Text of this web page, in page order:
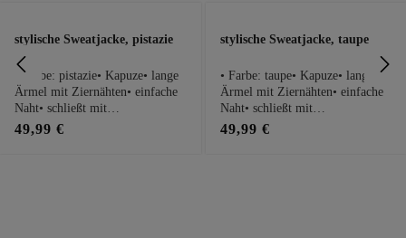
stylische Sweatjacke, pistazie
• Farbe: pistazie• Kapuze• lange
Ärmel mit Ziernähten• einfache
Naht• schließt mit
Reißverschluss• Saum durch
49,99 €
stylische Sweatjacke, taupe
• Farbe: taupe• Kapuze• lange
Ärmel mit Ziernähten• einfache
Naht• schließt mit
Reißverschluss• Saum durch
49,99 €